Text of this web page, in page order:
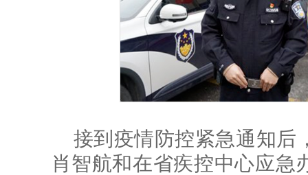
接到疫情防控紧急通知后
肖智航和在省疾控中心应急